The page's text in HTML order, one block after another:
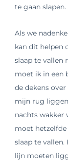
te gaan slapen.
Als we
kan dit helpen
slaap te vallen
moet ik in een
de dekens
mijn rug
nachts wakker
moet
slaap te
lijn moeten